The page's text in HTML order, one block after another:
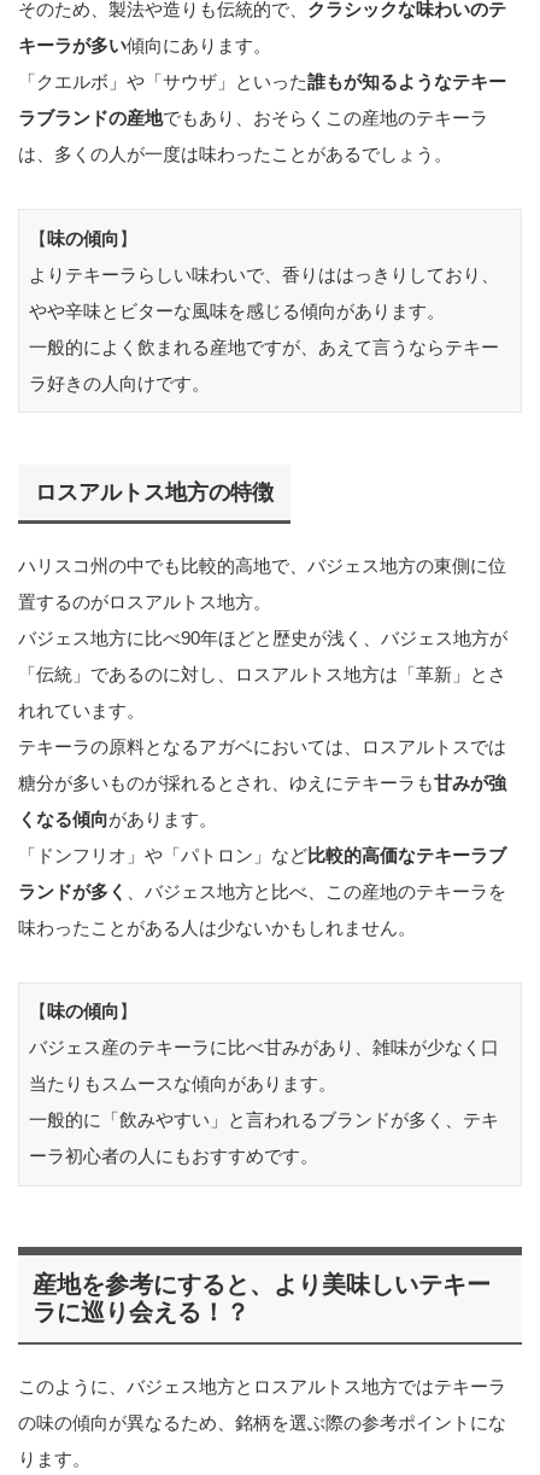
そのため、製法や造りも伝統的で、 クラシックな味わいのテ
キーラが多い傾向にあります。
「クエルボ」や「サウザ」といった誰もが知るようなテキー
ラブランドの産地でもあり、おそらくこの産地のテキーラ
は、多くの人が一度は味わったことがあるでしょう。
【味の傾向】
よりテキーラらしい味わいで、香りははっきりしており、
やや辛味とビターな風味を感じる傾向があります。
一般的によく飲まれる産地ですが、あえて言うならテキー
ラ好きの人向けです。
ロスアルトス地方の特徴
ハリスコ州の中でも比較的高地で、バジェス地方の東側に位
置するのがロスアルトス地方。
バジェス地方に比べ90年ほどと歴史が浅く、バジェス地方が
「伝統」であるのに対し、ロスアルトス地方は「革新」とさ
れれています。
テキーラの原料となるアガベにおいては、ロスアルトスでは
糖分が多いものが採れるとされ、ゆえにテキーラも甘みが強
くなる傾向があります。
「ドンフリオ」や「パトロン」など比較的高価なテキーラブ
ランドが多く
、バジェス地方と比べ、この産地のテキーラを
味わったことがある人は少ないかもしれません。
【味の傾向】
バジェス産のテキーラに比べ甘みがあり、雑味が少なく口
当たりもスムースな傾向があります。
一般的に「飲みやすい」と言われるブランドが多く、テキ
ーラ初心者の人にもおすすめです。
産地を参考にすると、より美味しいテキー
ラに巡り会える！？
このように、バジェス地方とロスアルトス地方ではテキーラ
の味の傾向が異なるため、銘柄を選ぶ際の参考ポイントにな
ります。